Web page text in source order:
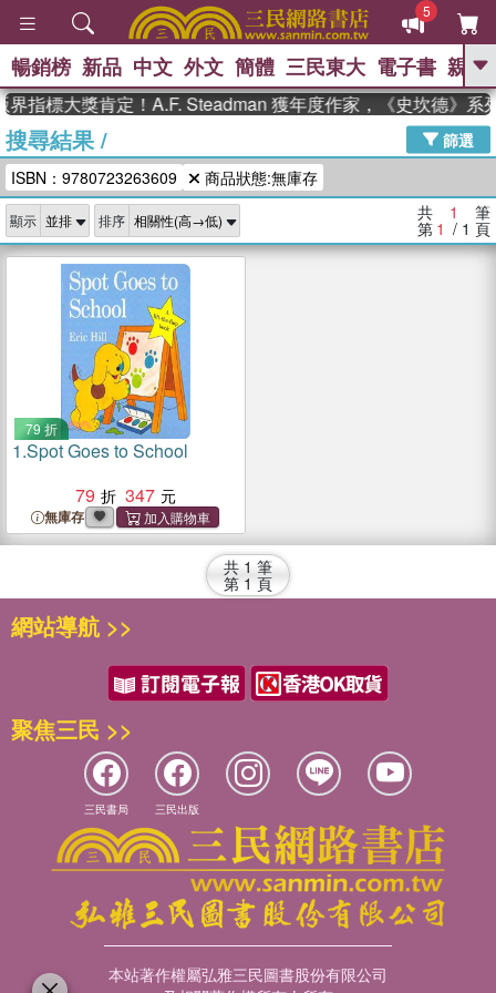
5
GO
高希均教授回憶錄
、 The Odyssey 、 父親節 、 如果歷
史是一群喵 、
獎 臺灣漫遊錄 、 方念華 、 台灣的李
登輝時代
數學女孩：黎曼猜想 、
偉大的迷走神經
暢銷榜 新品 中文 外文 簡體 三民東大 電子書 親子
指標大獎肯定！A.F. Steadman 獲年度作家，《史坎德》系
搜尋結果/
篩選
ISBN：9780723263609
商品狀態:無庫存
顯示 排序 共 1 筆
第 1 / 1 頁
79 折
1.Spot Goes to School
79
347
無庫存
共 1 筆
第 1 頁
網站導航 >>
聚焦三民 >>
三民書局 三民出版
本站著作權屬弘雅三民圖書股份有限公司